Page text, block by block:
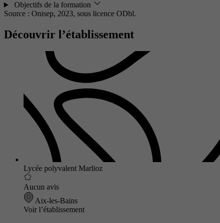
Objectifs de la formation
Source : Onisep, 2023, sous licence ODbl.
Découvrir l’établissement
Lycée polyvalent Marlioz
Aucun avis
Aix-les-Bains
Voir l’établissement